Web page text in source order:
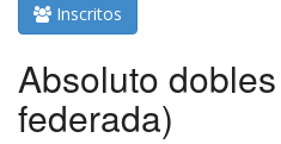
Inscritos
Absoluto
federada)